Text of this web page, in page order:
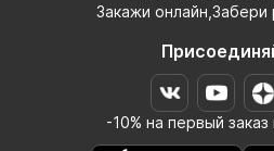
Закажи
-10% на первый